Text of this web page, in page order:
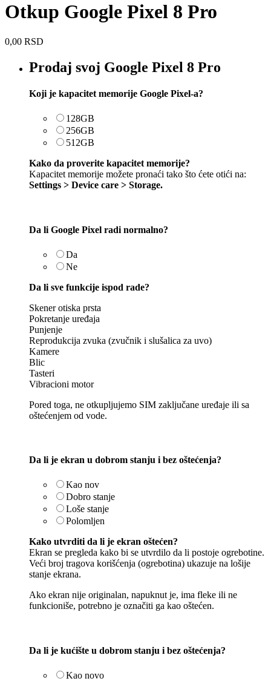
Otkup Google Pixel 8 Pro
0,00 RSD
Prodaj svoj Google Pixel 8 Pro
Koji je kapacitet memorije Google Pixel-a?
128GB
256GB
512GB
Kako da proverite kapacitet memorije?
Kapacitet memorije možete pronaći tako što ćete otići na:
Settings > Device care > Storage.
Da li Google Pixel radi normalno?
Da
Ne
Da li sve funkcije ispod rade?
Skener otiska prsta
Pokretanje uređaja
Punjenje
Reprodukcija zvuka (zvučnik i slušalica za uvo)
Kamere
Blic
Tasteri
Vibracioni motor
Pored toga, ne otkupljujemo SIM zaključane uređaje ili sa
oštećenjem od vode.
Da li je ekran u dobrom stanju i bez oštećenja?
Kao nov
Dobro stanje
Loše stanje
Polomljen
Kako utvrditi da li je ekran oštećen?
Ekran se pregleda kako bi se utvrdilo da li postoje ogrebotine.
Veći broj tragova korišćenja (ogrebotina) ukazuje na lošije
stanje ekrana.
Ako ekran nije originalan, napuknut je, ima fleke ili ne
funkcioniše, potrebno je označiti ga kao oštećen.
Da li je kućište u dobrom stanju i bez oštećenja?
Kao novo